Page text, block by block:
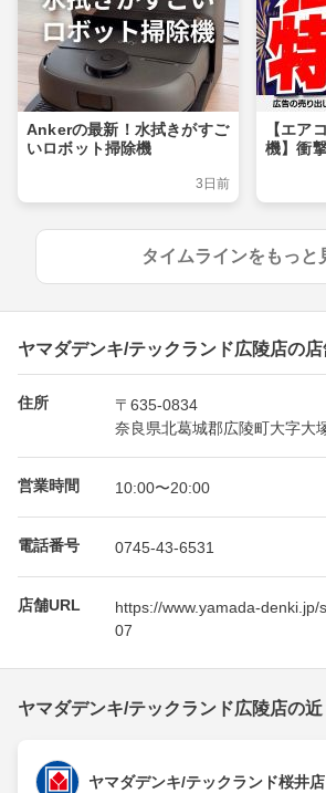
Ankerの最新！水拭きがすご
いロボット掃除機
3日前
【エア
機】衝
タイムラインをもっと
ヤマダデンキ/テックランド広陵店の
住所
〒635-0834
奈良県北葛城郡広陵町大字大
営業時間 10:00〜20:00
電話番号 0745-43-6531
店舗URL
https://www.yamada-
07
ヤマダデンキ/テックランド広陵店の
ヤマダデンキ/テックランド桜井店